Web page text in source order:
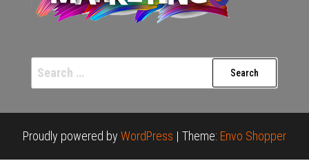
Search
for:
Proudly powered by WordPress | Theme: Envo Shopper